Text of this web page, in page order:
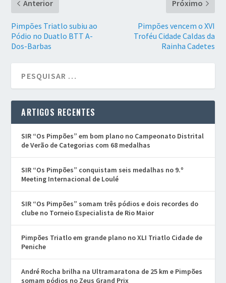
Anterior
Pimpões Triatlo subiu ao
Pódio no Duatlo BTT A-
Dos-Barbas
Próximo
Pimpões vencem o XVI
Troféu Cidade Caldas da
Rainha Cadetes
ARTIGOS RECENTES
SIR “Os Pimpões” em bom plano no Campeonato Distrital
de Verão de Categorias com 68 medalhas
SIR “Os Pimpões” conquistam seis medalhas no 9.º
Meeting Internacional de Loulé
SIR “Os Pimpões” somam três pódios e dois recordes do
clube no Torneio Especialista de Rio Maior
Pimpões Triatlo em grande plano no XLI Triatlo Cidade de
Peniche
André Rocha brilha na Ultramaratona de 25 km e Pimpões
somam pódios no Zeus Grand Prix